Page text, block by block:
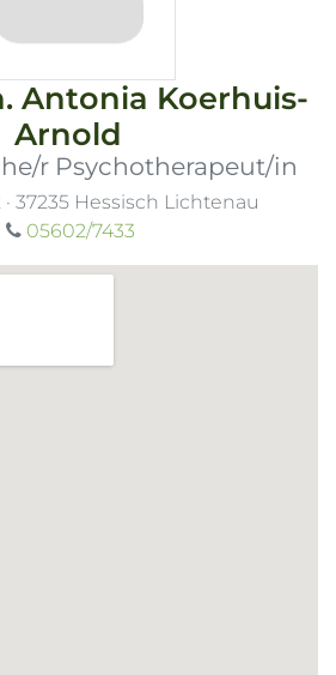
Antonia Koerhuis-
Arnold
r Psychotherapeut/in
· 37235 Hessisch Lichtenau
05602/7433